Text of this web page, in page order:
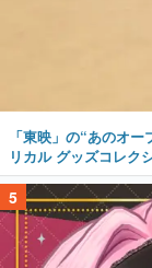
「東映」の“あのオ
リカル グッズコレク
5